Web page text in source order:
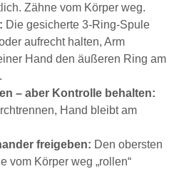
Zähne vom Körper weg.
Die gesicherte 3-Ring-Spule
aufrecht halten, Arm
Hand den äußeren Ring am
– aber Kontrolle behalten:
Hand bleibt am
freigeben: Den obersten
vom Körper weg „rollen“